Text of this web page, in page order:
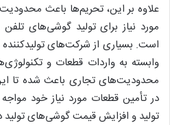
علاوه بر این، تحریم‌ها باعث
مورد نیاز برای تولید گوشی‌های
است. بسیاری از شرکت‌های
وابسته به واردات قطعات و
محدودیت‌های تجاری باعث شده تا
در تأمین قطعات مورد نیاز خود
تولید و افزایش قیمت گوشی‌های